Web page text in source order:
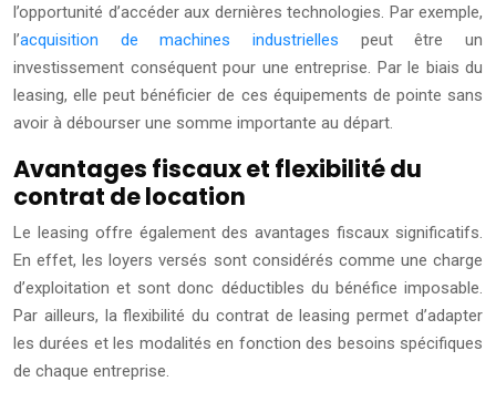
l’opportunité d’accéder aux dernières technologies. Par exemple,
l’acquisition de machines industrielles peut être un
investissement conséquent pour une entreprise. Par le biais du
leasing, elle peut bénéficier de ces équipements de pointe sans
avoir à débourser une somme importante au départ.
Avantages fiscaux et flexibilité du
contrat de location
Le leasing offre également des avantages fiscaux significatifs.
En effet, les loyers versés sont considérés comme une charge
d’exploitation et sont donc déductibles du bénéfice imposable.
Par ailleurs, la flexibilité du contrat de leasing permet d’adapter
les durées et les modalités en fonction des besoins spécifiques
de chaque entreprise.